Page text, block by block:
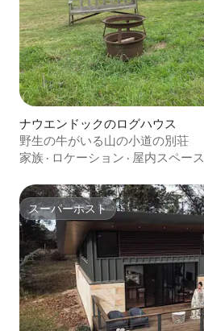
ナウエンドックのログハウス
野生の牛がいる山の小道の別荘
家族 · ロケーション · 屋内スペース
スーパーホスト
スーパーホスト